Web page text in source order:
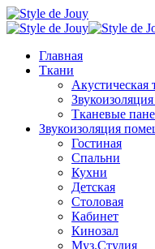
Главная
Ткани
Акустическая
Тканевые
Звукоизоляция
Гостиная
Спальни
Кухни
Детская
Столовая
Кабинет
Кинозал
Муз.Студия